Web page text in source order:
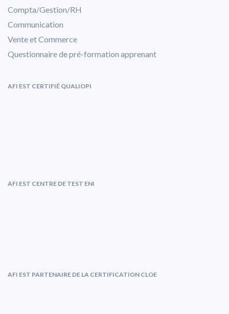
Compta/Gestion/RH
Communication
Vente et Commerce
Questionnaire de pré-formation apprenant
AFI EST CERTIFIÉ QUALIOPI
AFI EST CENTRE DE TEST ENI
AFI EST PARTENAIRE DE LA CERTIFICATION CLOE